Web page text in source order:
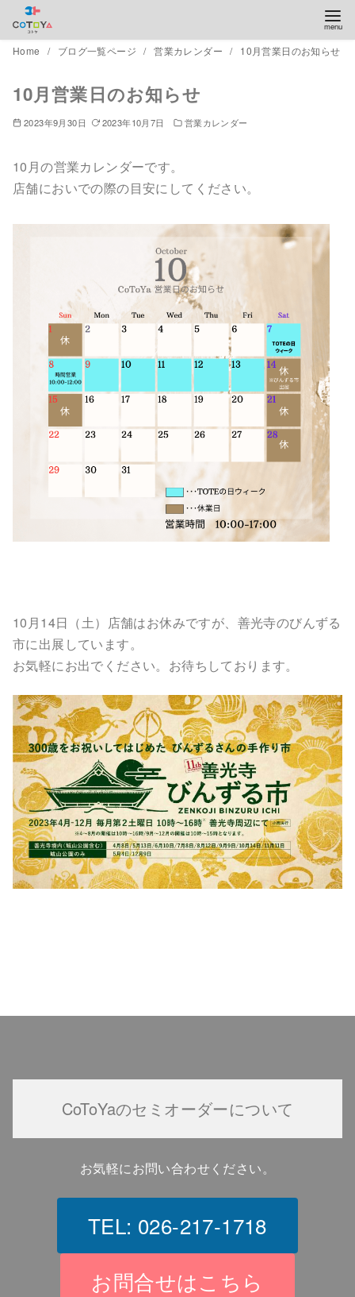
Home ブログ一覧ページ 営業カレンダー 10月営業日のお知らせ
10月営業日のお知らせ
2023年9月30日 2023年10月7日 営業カレンダー
10月の営業カレンダーです。
店舗においでの際の目安にしてください。
10月14日（土）店舗はお休みですが、善光寺のびんずる
市に出展しています。
お気軽にお出でください。お待ちしております。
CoToYaのセミオーダーについて
お気軽にお問い合わせください。
TEL: 026-217-1718
お問合せはこちら